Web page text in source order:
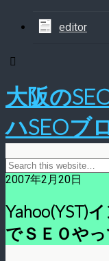
editor
大阪の
ハSEOブ
2007年2月20日
Yahoo(YST)
でＳＥＯや